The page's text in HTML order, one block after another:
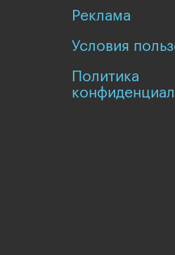
Реклама
Условия
Политика